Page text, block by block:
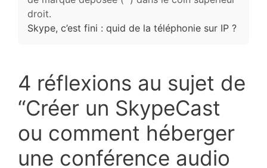
Skype, c’est fini : quid de la téléphonie sur IP ?
4 réflexions au sujet de
“Créer un SkypeCast
ou comment héberger
une conférence audio